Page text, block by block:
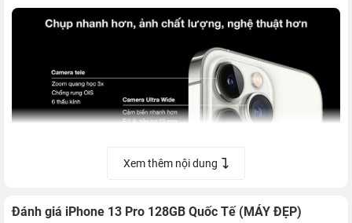
Trong đó, ống kính Ultra Wide được làm mới với khả năng lấy
Xem thêm nội dung
Đánh giá iPhone 13 Pro 128GB Quốc Tế (MÁY ĐẸP)